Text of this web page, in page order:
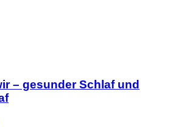
– gesunder Schlaf und